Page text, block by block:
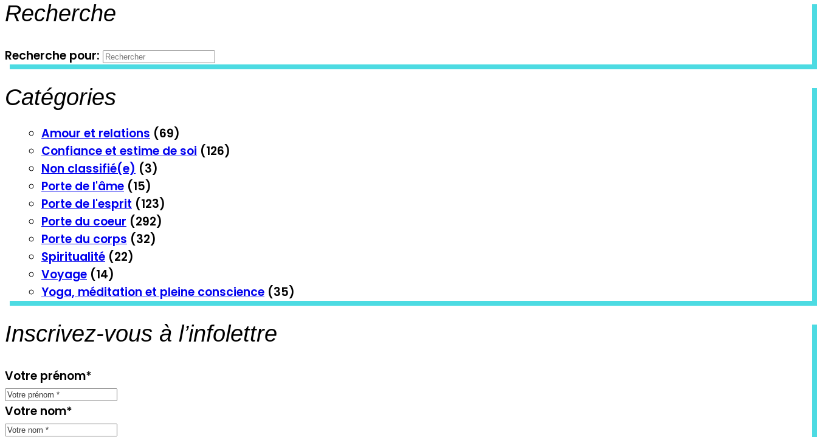
Recherche
Recherche pour:
Catégories
Amour et relations (69)
Confiance et estime de soi (126)
Non classifié(e) (3)
Porte de l'âme (15)
Porte de l'esprit (123)
Porte du coeur (292)
Porte du corps (32)
Spiritualité (22)
Voyage (14)
Yoga, méditation et pleine conscience (35)
Inscrivez-vous à l’infolettre
Votre prénom*
Votre nom*